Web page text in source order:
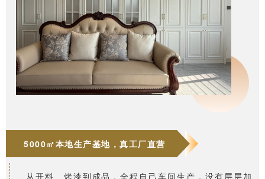
5000㎡本地生产基地，真工厂直营
从开料、烤漆到成品，全程自己车间生产，没有层层加